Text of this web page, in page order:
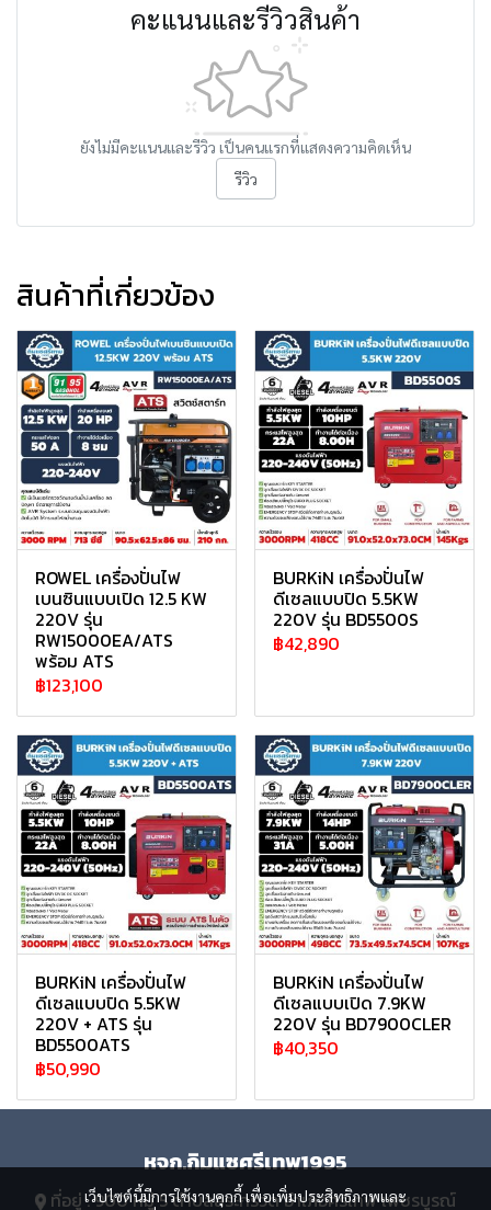
คะแนนและรีวิวสินค้า
ยังไม่มีคะแนนและรีวิว เป็นคนแรกที่แสดงความคิดเห็น
รีวิว
สินค้าที่เกี่ยวข้อง
ROWEL เครื่องปั่นไฟ
เบนซินแบบเปิด 12.5 KW
220V รุ่น
RW15000EA/ATS
พร้อม ATS
฿123,100
BURKiN เครื่องปั่นไฟ
ดีเซลแบบปิด 5.5KW
220V รุ่น BD5500S
฿42,890
BURKiN เครื่องปั่นไฟ
ดีเซลแบบปิด 5.5KW
220V + ATS รุ่น
BD5500ATS
฿50,990
BURKiN เครื่องปั่นไฟ
ดีเซลแบบเปิด 7.9KW
220V รุ่น BD7900CLER
฿40,350
เว็บไซต์นี้มีการใช้งานคุกกี้ เพื่อเพิ่มประสิทธิภาพและ
หจก.กิมแซศรีเทพ1995
ที่อยู่ : 900 หมู่ 5 ตำบลสระกรวด อำเภอศรีเทพ เพชรบูรณ์